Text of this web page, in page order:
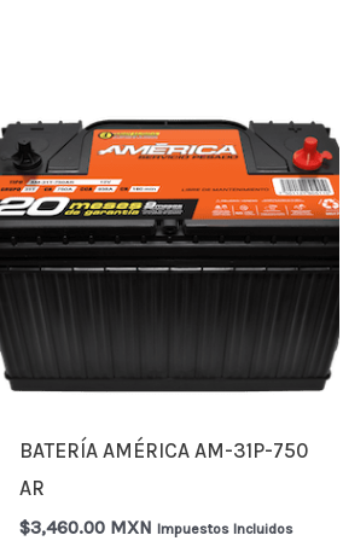
BATERÍA AMÉRICA AM-31P-750
AR
$3,460.00 MXN Impuestos Incluidos